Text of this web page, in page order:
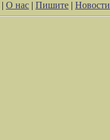
| О нас | Пишите | Новости